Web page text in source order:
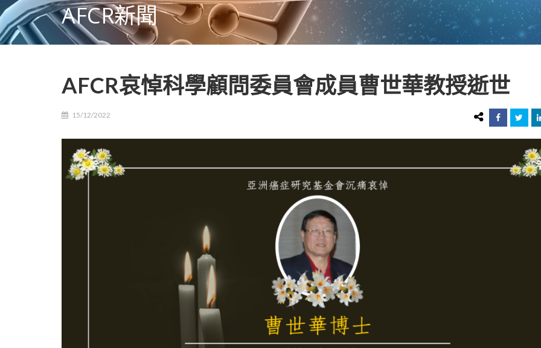
AFCR新聞
AFCR哀悼科學顧問委員會成員曹世華教授逝世
15/12/2022